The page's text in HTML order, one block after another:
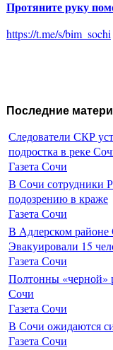
Протяните руку
https://t.me/s/bim_sochi
Последние
Следователи СКР
подростка в реке
Газета Сочи
В Сочи сотрудники
подозрению в краже
Газета Сочи
В Адлерском районе
Эвакуировали 15
Газета Сочи
Полтонны «черной»
Сочи
Газета Сочи
В Сочи ожидаются
Газета Сочи